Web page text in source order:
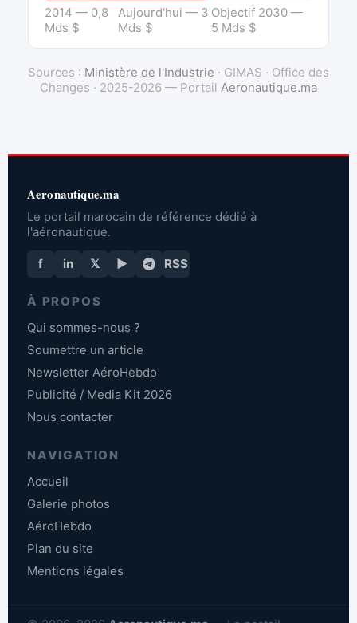
2014 — 0,8
Mds $
Aujourd'hui — 3
Mds $
Objectif 2030 —
5 Mds $
Sources : Ministère de l'Industrie · GIMAS · Office des
Changes · 2025-2026 — Portail Aeronautique.ma
Aeronautique.ma
Le portail marocain de référence dédié à
l'aéronautique.
f in 𝕏 ▶ RSS
À PROPOS
Qui sommes-nous ?
Soumettre un article
Newsletter AéroHebdo
Publicité / Media Kit 2026
Nous contacter
NAVIGATION
Accueil
Galerie photos
AéroHebdo
Plan du site
Mentions légales